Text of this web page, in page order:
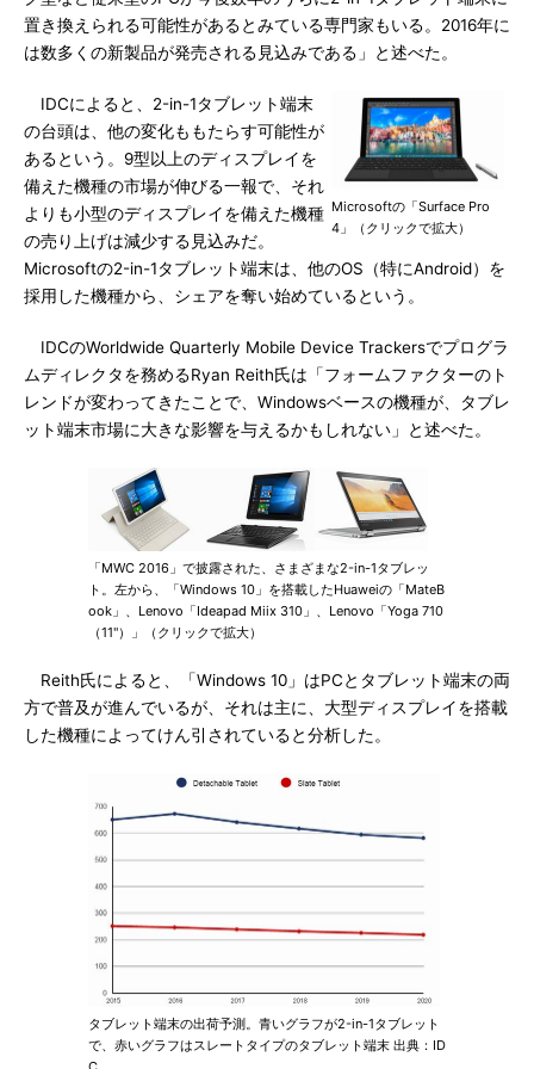
置き換えられる可能性があるとみている専門家もいる。2016年に
は数多くの新製品が発売される見込みである」と述べた。
Microsoftの「Surface Pro
4」（クリックで拡大）
IDCによると、2-in-1タブレット端末
の台頭は、他の変化ももたらす可能性が
あるという。9型以上のディスプレイを
備えた機種の市場が伸びる一報で、それ
よりも小型のディスプレイを備えた機種
の売り上げは減少する見込みだ。
Microsoftの2-in-1タブレット端末は、他のOS（特にAndroid）を
採用した機種から、シェアを奪い始めているという。
IDCのWorldwide Quarterly Mobile Device Trackersでプログラ
ムディレクタを務めるRyan Reith氏は「フォームファクターのト
レンドが変わってきたことで、Windowsベースの機種が、タブレ
ット端末市場に大きな影響を与えるかもしれない」と述べた。
「MWC 2016」で披露された、さまざまな2-in-1タブレッ
ト。左から、「Windows 10」を搭載したHuaweiの「MateB
ook」、Lenovo「Ideapad Miix 310」、Lenovo「Yoga 710
（11"）」（クリックで拡大）
Reith氏によると、「Windows 10」はPCとタブレット端末の両
方で普及が進んでいるが、それは主に、大型ディスプレイを搭載
した機種によってけん引されていると分析した。
タブレット端末の出荷予測。青いグラフが2-in-1タブレット
で、赤いグラフはスレートタイプのタブレット端末 出典：ID